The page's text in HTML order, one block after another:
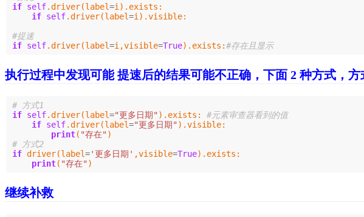
if self.driver(label=i ). exists :
if self.driver(label=i ).visible:
#提速
if self.driver(label=i ,visible=True). exists : #存在且显示
执行过程中发现可能 提速后的结果可能不正确，下面 2 种方式，
if self.driver(label="更多日期" ). exists :
#元素审查器看到的值
if self.driver(label="更多日期" ).visible:
print( "存在" )
# 方式2
if driver(label='更多日期' ,visible=True). exists :
print( "存在" )
继续补救